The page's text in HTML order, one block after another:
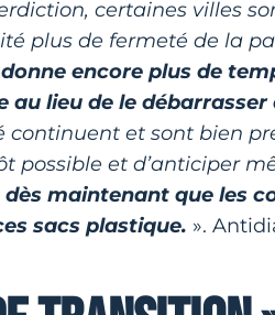
certaines villes
plus de fermeté de la
encore plus de
au lieu de le débarrasser
continuent et sont bien
possible et d’anticiper
dès maintenant que les
sacs plastique. ».